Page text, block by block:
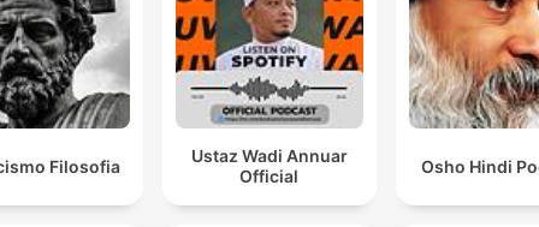
Filosofia
Ustaz Wadi Annuar
Official
Osho Hindi